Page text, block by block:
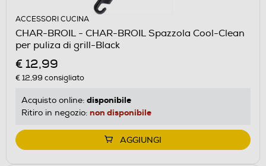
ACCESSORI CUCINA
CHAR-BROIL - CHAR-BROIL Spazzola Cool-Clean
per puliza di grill-Black
€ 12,99
€ 12,99 consigliato
Acquisto online: disponibile
Ritiro in negozio: non disponibile
AGGIUNGI